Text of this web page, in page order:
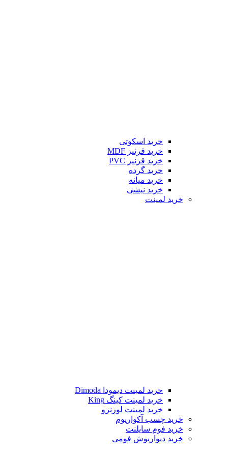
خرید اسکوتی
خرید قرنیز MDF
خرید قرنیز PVC
خرید گرده
خرید میانه
خرید نیشی
خرید لمینت
خرید لمینت دیمودا Dimoda
خرید لمینت کینگ King
خرید لمینت لورنزو
خرید چسب آکواریوم
خرید فوم سایلنت
خرید دیوارپوش فومی